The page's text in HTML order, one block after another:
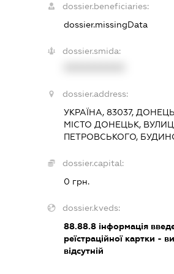
dossier.beneficiaries:
dossier.missingData
dossier.smida:
dossier.address:
УКРАЇНА, 83037,
МІСТО ДОНЕЦЬК,
ПЕТРОВСЬКОГО,
dossier.capital:
0 грн.
dossier.kveds:
88.88.8інформація
реїстраційної картки -
відсутній